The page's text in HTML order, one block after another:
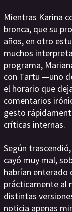
Mientras Karina
bronca, que su
años, en otro
muchos
programa,
con Tartu —uno
el horario que
comentarios
gesto
críticas internas.
Según
cayó muy mal,
habrían enterado
prácticamente al
distintas
noticia apenas